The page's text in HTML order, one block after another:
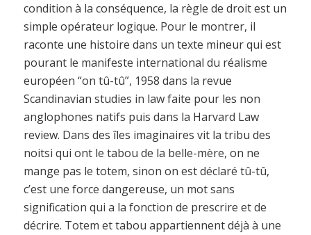
condition à la conséquence, la règle de droit est un
simple opérateur logique. Pour le montrer, il
raconte une histoire dans un texte mineur qui est
pourant le manifeste international du réalisme
européen “on tû-tû”, 1958 dans la revue
Scandinavian studies in law faite pour les non
anglophones natifs puis dans la Harvard Law
review. Dans des îles imaginaires vit la tribu des
noitsi qui ont le tabou de la belle-mère, on ne
mange pas le totem, sinon on est déclaré tû-tû,
c’est une force dangereuse, un mot sans
signification qui a la fonction de prescrire et de
décrire. Totem et tabou appartiennent déjà à une